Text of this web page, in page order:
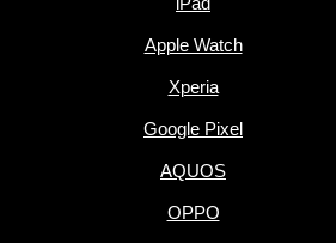
Apple Watch
Xperia
Google Pixel
AQUOS
OPPO